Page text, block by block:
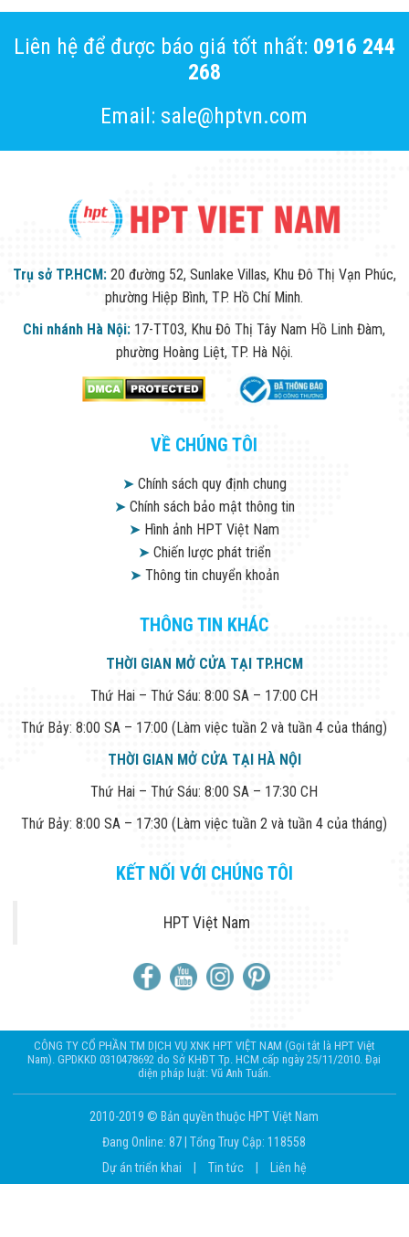
Liên hệ để được báo giá tốt nhất: 0916 244
268
Email: sale@hptvn.com
Trụ sở TP.HCM: 20 đường 52, Sunlake Villas, Khu Đô Thị Vạn Phúc,
phường Hiệp Bình, TP. Hồ Chí Minh.
Chi nhánh Hà Nội: 17-TT03, Khu Đô Thị Tây Nam Hồ Linh Đàm,
phường Hoàng Liệt, TP. Hà Nội.
VỀ CHÚNG TÔI
➤Chính sách quy định chung
➤Chính sách bảo mật thông tin
➤ Hình ảnh HPT Việt Nam
➤Chiến lược phát triển
➤Thông tin chuyển khoản
THÔNG TIN KHÁC
THỜI GIAN MỞ CỬA TẠI TP.HCM
Thứ Hai – Thứ Sáu: 8:00 SA – 17:00 CH
Thứ Bảy: 8:00 SA – 17:00 (Làm việc tuần 2 và tuần 4 của tháng)
THỜI GIAN MỞ CỬA TẠI HÀ NỘI
Thứ Hai – Thứ Sáu: 8:00 SA – 17:30 CH
Thứ Bảy: 8:00 SA – 17:30 (Làm việc tuần 2 và tuần 4 của tháng)
KẾT NỐI VỚI CHÚNG TÔI
HPT Việt Nam
CÔNG TY CỔ PHẦN TM DỊCH VỤ XNK HPT VIỆT NAM (Gọi tắt là HPT Việt
Nam). GPDKKD 0310478692 do Sở KHĐT Tp. HCM cấp ngày 25/11/2010. Đại
diện pháp luật: Vũ Anh Tuấn.
2010-2019 © Bản quyền thuộc HPT Việt Nam
Đang Online: 87 |Tổng Truy Cập: 118558
Dự án triển khai
Tin tức Liên hệ